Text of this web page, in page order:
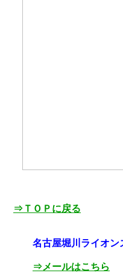
⇒ＴＯＰに戻る
名古屋堀川ライオン
⇒メールはこちら